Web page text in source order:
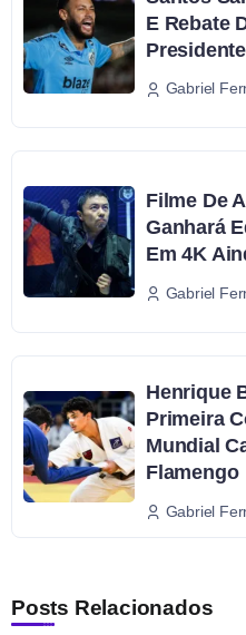
E Rebate
Gabriel
Filme De
Ganhará
Em 4K
Gabriel
Henrique
Primeira
Mundial
Flamengo
Gabriel
Posts Relacionados